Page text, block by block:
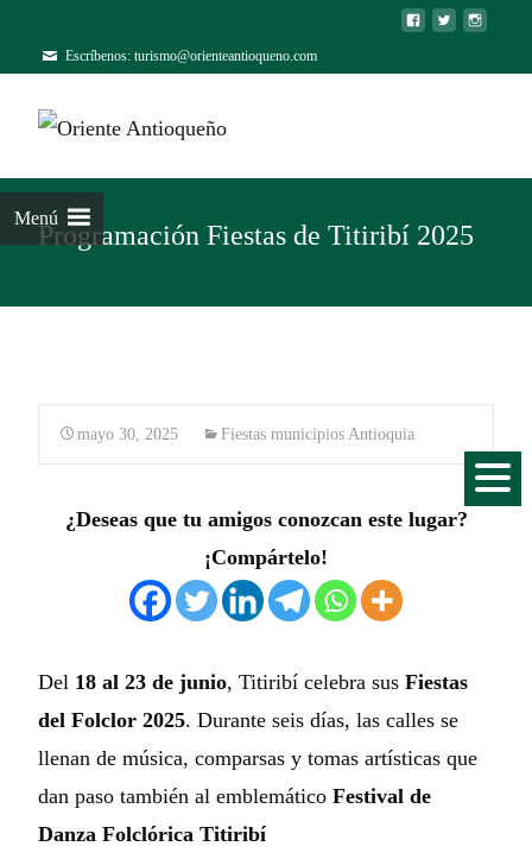
Escríbenos: turismo@orienteantioqueno.com
Menú
Programación Fiestas de Titiribí 2025
mayo 30, 2025 Fiestas municipios Antioquia
¿Deseas que tu amigos conozcan este lugar?
¡Compártelo!
Del 18 al 23 de junio, Titiribí celebra sus Fiestas
del Folclor 2025. Durante seis días, las calles se
llenan de música, comparsas y tomas artísticas que
dan paso también al emblemático Festival de
Danza Folclórica Titiribí